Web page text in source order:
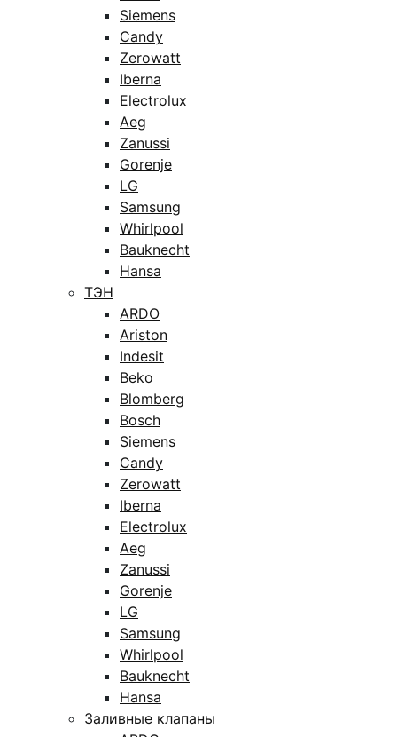
Siemens
Candy
Zerowatt
Iberna
Electrolux
Aeg
Zanussi
Gorenje
LG
Samsung
Whirlpool
Bauknecht
Hansa
ТЭН
ARDO
Ariston
Indesit
Beko
Blomberg
Bosch
Siemens
Candy
Zerowatt
Iberna
Electrolux
Aeg
Zanussi
Gorenje
LG
Samsung
Whirlpool
Bauknecht
Hansa
Заливные клапаны